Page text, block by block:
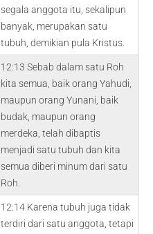
segala anggota itu, sekalipun
banyak, merupakan satu
tubuh, demikian pula Kristus.
12:13 Sebab dalam satu Roh
kita semua, baik orang Yahudi,
maupun orang Yunani, baik
budak, maupun orang
merdeka, telah dibaptis
menjadi satu tubuh dan kita
semua diberi minum dari satu
Roh.
12:14 Karena tubuh juga tidak
terdiri dari satu anggota, tetapi